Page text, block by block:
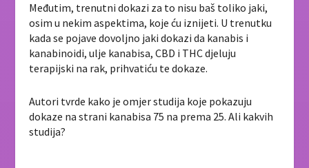
Međutim, trenutni dokazi za to nisu baš toliko jaki,
osim u nekim aspektima, koje ću iznijeti. U trenutku
kada se pojave dovoljno jaki dokazi da kanabis i
kanabinoidi, ulje kanabisa, CBD i THC djeluju
terapijski na rak, prihvatiću te dokaze.
Autori tvrde kako je omjer studija koje pokazuju
dokaze na strani kanabisa 75 na prema 25. Ali kakvih
studija?